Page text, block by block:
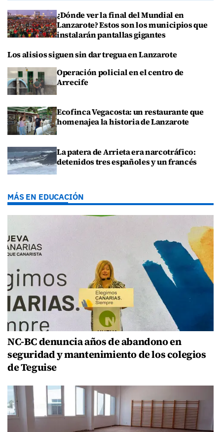
¿Dónde ver la final del Mundial en
Lanzarote? Estos son los municipios que
instalarán pantallas gigantes
Los alisios siguen sin dar tregua en Lanzarote
Operación policial en el centro de
Arrecife
Ecofinca Vegacosta: un restaurante que
homenajea la historia de Lanzarote
La patera de Arrieta era narcotráfico:
detenidos tres españoles y un francés
MÁS EN EDUCACIÓN
NC-BC denuncia años de abandono en
seguridad y mantenimiento de los colegios
de Teguise